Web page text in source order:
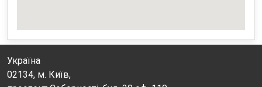
Україна
02134, м. Київ,